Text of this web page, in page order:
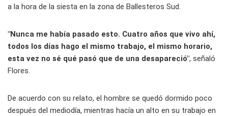
a la hora de la siesta en la zona de Ballesteros Sud.
"Nunca me había pasado esto. Cuatro años que vivo ahí,
todos los días hago el mismo trabajo, el mismo horario,
esta vez no sé qué pasó que de una desapareció", señaló
Flores.
De acuerdo con su relato, el hombre se quedó dormido poco
después del mediodía, mientras hacía un alto en su trabajo en